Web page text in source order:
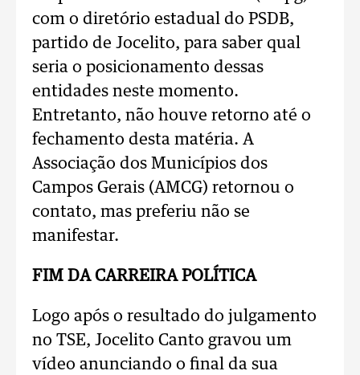
com o diretório estadual do PSDB,
partido de Jocelito, para saber qual
seria o posicionamento dessas
entidades neste momento.
Entretanto, não houve retorno até o
fechamento desta matéria. A
Associação dos Municípios dos
Campos Gerais (AMCG) retornou o
contato, mas preferiu não se
manifestar.
FIM DA CARREIRA POLÍTICA
Logo após o resultado do julgamento
no TSE, Jocelito Canto gravou um
vídeo anunciando o final da sua